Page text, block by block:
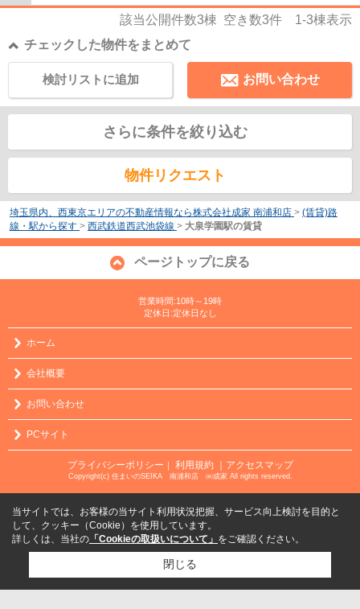
該当公開件数3棟 空き数3件 1-3棟表示
チェックした物件をまとめて
お問い合わせ
検討リストに追加
さらに条件を絞り込む
物件リクエスト
埼玉県内、西東京エリアの不動産情報なら株式会社成家 南浦和店 > (賃貸)路
線・駅から探す > 西武鉄道西武池袋線 > 大泉学園駅の賃貸
ページトップに戻る
営業時間:10時～19時
定休日:定休日なし
ホーム
会社概要
お問い合わせ
PCサイト
プライバシーポリシー ｜ 利用規約 ｜アクセスマップ
Copyright(c) 住まいのSEIKA 南浦和店 ㈱成家 All rights reserved.
当サイトでは、お客様の当サイト利用状況把握、サービス向上検討を目的と
して、クッキー（Cookie）を使用しています。
詳しくは、当社の 「Cookieの取扱いについて」 をご確認ください。
閉じる